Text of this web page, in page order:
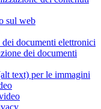
sul web
documenti elettronici
dei documenti
text) per le immagini